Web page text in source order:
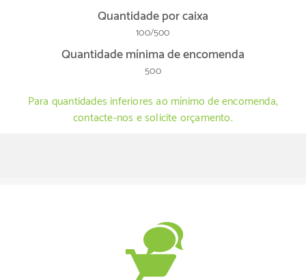
Quantidade por caixa
100/500
Quantidade mínima de encomenda
500
Para quantidades inferiores ao mínimo de encomenda,
contacte-nos e solicite orçamento.